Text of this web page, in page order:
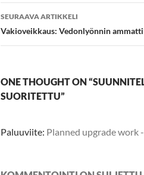
SEURAAVA ARTIKKELI
Vakioveikkaus: Vedonlyönnin
ONE THOUGHT ON
SUORITETTU”
Paluuviite: Planned upgrade work